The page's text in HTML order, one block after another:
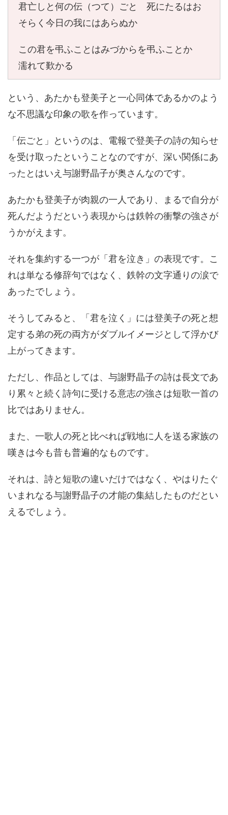
君亡しと何の伝（つて）ごと 死にたるはお
そらく今日の我にはあらぬか
この君を弔ふことはみづからを弔ふことか
濡れて歎かる
という、あたかも登美子と一心同体であるかのよう
な不思議な印象の歌を作っています。
「伝ごと」というのは、電報で登美子の詩の知らせ
を受け取ったということなのですが、深い関係にあ
ったとはいえ与謝野晶子が奥さんなのです。
あたかも登美子が肉親の一人であり、まるで自分が
死んだようだという表現からは鉄幹の衝撃の強さが
うかがえます。
それを集約する一つが「君を泣き」の表現です。こ
れは単なる修辞句ではなく、鉄幹の文字通りの涙で
あったでしょう。
そうしてみると、「君を泣く」には登美子の死と想
定する弟の死の両方がダブルイメージとして浮かび
上がってきます。
ただし、作品としては、与謝野晶子の詩は長文であ
り累々と続く詩句に受ける意志の強さは短歌一首の
比ではありません。
また、一歌人の死と比べれば戦地に人を送る家族の
嘆きは今も昔も普遍的なものです。
それは、詩と短歌の違いだけではなく、やはりたぐ
いまれなる与謝野晶子の才能の集結したものだとい
えるでしょう。